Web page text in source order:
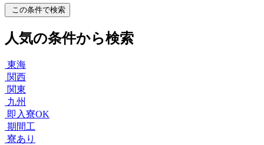
この条件で検索
人気の条件から検索
東海
関西
関東
九州
即入寮OK
期間工
寮あり